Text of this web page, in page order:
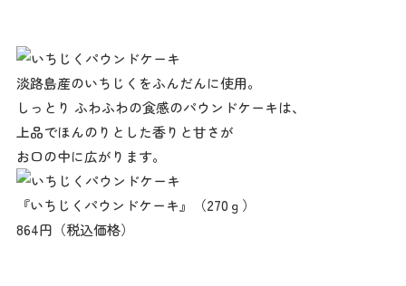
淡路島産のいちじくをふんだんに使用。
しっとり ふわふわの食感のパウンドケーキは、
上品でほんのりとした香りと甘さが
お口の中に広がります。
『いちじくパウンドケーキ』（270ｇ）
864円（税込価格）